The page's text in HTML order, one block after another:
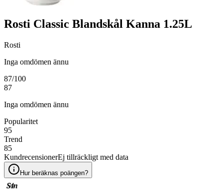
Rosti Classic Blandskål Kanna 1.25L
Rosti
Inga omdömen ännu
87/100
87
Inga omdömen ännu
Popularitet
95
Trend
85
KundrecensionerEj tillräckligt med data
Hur beräknas poängen?